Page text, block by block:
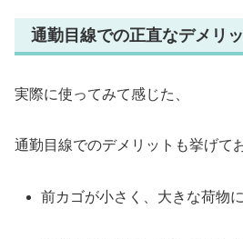
通勤目線での正直なデメリ
実際に使ってみて感じた、
通勤目線でのデメリットも挙げて
前カゴが小さく、大きな荷物